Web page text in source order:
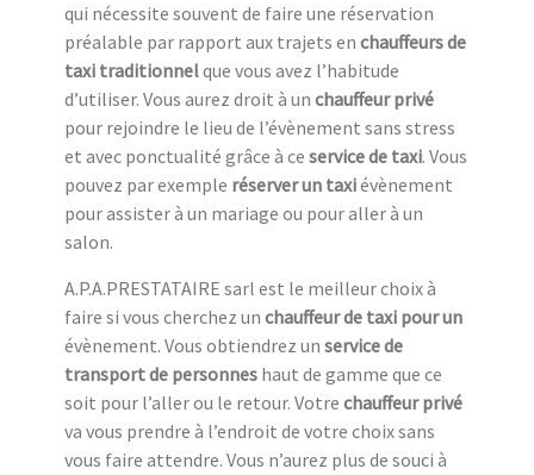
qui nécessite souvent de faire une réservation
préalable par rapport aux trajets en chauffeurs de
taxi traditionnelque vous avez l’habitude
d’utiliser. Vous aurez droit à un chauffeur privé
pour rejoindre le lieu de l’évènement sans stress
et avec ponctualité grâce à ce service de taxi. Vous
pouvez par exemple réserver un taxiévènement
pour assister à un mariage ou pour aller à un
salon.
A.P.A.PRESTATAIRE sarl est le meilleur choix à
faire si vous cherchez un chauffeur de taxi pour un
évènement. Vous obtiendrez un service de
transport de personnes haut de gamme que ce
soit pour l’aller ou le retour. Votre chauffeur privé
va vous prendre à l’endroit de votre choix sans
vous faire attendre. Vous n’aurez plus de souci à